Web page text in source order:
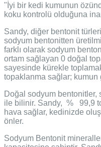
"İyi bir kedi kumunun
koku kontrolü olduğuna
Sandy, diğer bentonit
sodyum bentonitten
farklı olarak sodyum
ortam sağlayan 0 doğal
sayesinde kürekle
topaklanma sağlar; kumun
Doğal sodyum bentonitler,
ile bilinir. Sandy, % 99,9
hava sağlar, kedinizde
önler.
Sodyum Bentonit